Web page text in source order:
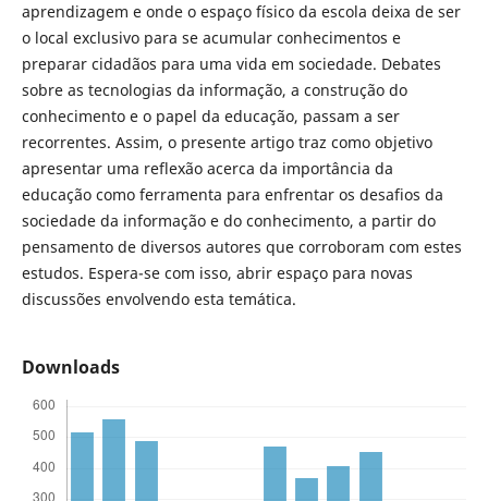
aprendizagem e onde o espaço físico da escola deixa de ser
o local exclusivo para se acumular conhecimentos e
preparar cidadãos para uma vida em sociedade. Debates
sobre as tecnologias da informação, a construção do
conhecimento e o papel da educação, passam a ser
recorrentes. Assim, o presente artigo traz como objetivo
apresentar uma reflexão acerca da importância da
educação como ferramenta para enfrentar os desafios da
sociedade da informação e do conhecimento, a partir do
pensamento de diversos autores que corroboram com estes
estudos. Espera-se com isso, abrir espaço para novas
discussões envolvendo esta temática.
Downloads